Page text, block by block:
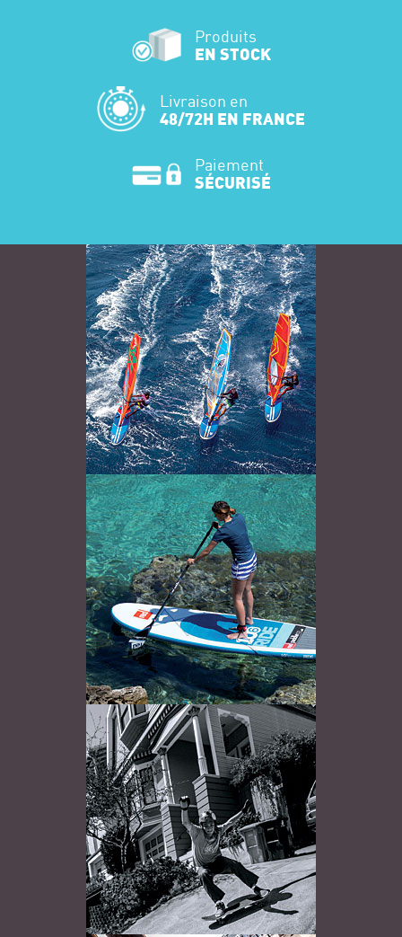
Produits
EN STOCK
Livraison en
48/72H EN FRANCE
Paiement
SÉCURISÉ